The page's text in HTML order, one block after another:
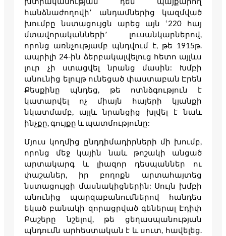
հանձնաժողովի՚ անդամներից կազմված
խումբը նստացույցն արեց այն ՙ220 հայ
մտավորականների՚ լուսանկարներով,
որոնց առնչությամբ պնդվում է, թե 1915թ.
ապրիլի 24-ին ձերբակալվելուց հետո այլևս
լուր չի ստացվել նրանց մասին: Խմբի
անունից ելույթ ունեցած փաստաբան Էրեն
Քեսքինը պնդեց, թե ոտնձգություն է
կատարվել ոչ միայն հայերի կյանքի
նկատմամբ, այլև նրանցից խլվել է նաև
ինչքը, գույքը և պատմությունը:
Մյուս կողմից ընդդիմադիրների մի խումբ,
որոնց մեջ կային նաև թոշակի անցած
արտակարգ և լիազոր դեսպաններ ու
փաշաներ, իր բողոքն արտահայտեց
նստացույցի մասնակիցներին: Սույն խմբի
անունից պարզաբանումներով հանդես
եկած բանակի զորացրված գեներալ Էդիփ
Բաշերը նշելով, թե ցեղասպանության
պնդումն արհեստական է և սուտ, հավելեց.